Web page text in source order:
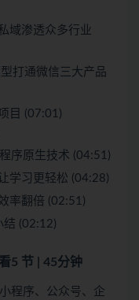
域渗透众多行业
打通微信三大产品
目 (07:01)
序原生技术 (04:51)
学习更轻松 (04:28)
率翻倍 (02:51)
结 (02:12)
5 节 | 45分钟
程序、公众号、企